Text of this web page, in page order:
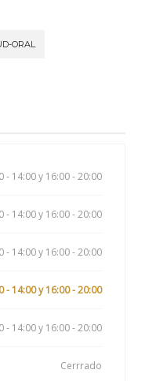
ORAL
- 14:00 y 16:00 - 20:00
- 14:00 y 16:00 - 20:00
- 14:00 y 16:00 - 20:00
- 14:00 y 16:00 - 20:00
- 14:00 y 16:00 - 20:00
Cerrrado